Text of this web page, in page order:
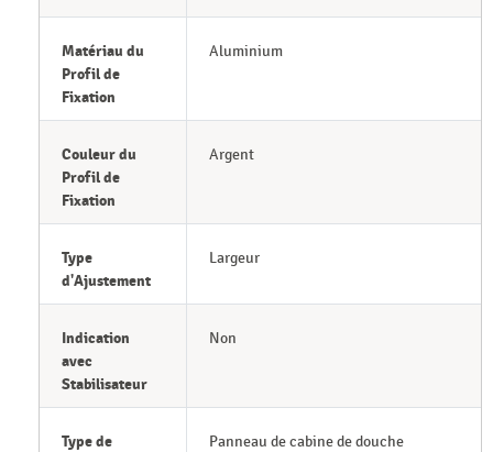
Matériau du
Profil de
Fixation
Aluminium
Couleur du
Profil de
Fixation
Argent
Type
d'Ajustement
Largeur
Indication
avec
Stabilisateur
Non
Type de
Panneau de cabine de douche